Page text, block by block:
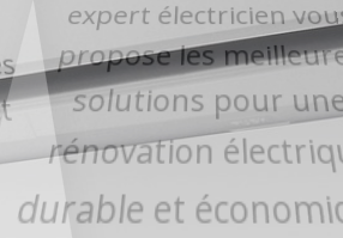
expert électricien vous
propose les meilleures
solutions pour une
rénovation électrique
durable et économique.